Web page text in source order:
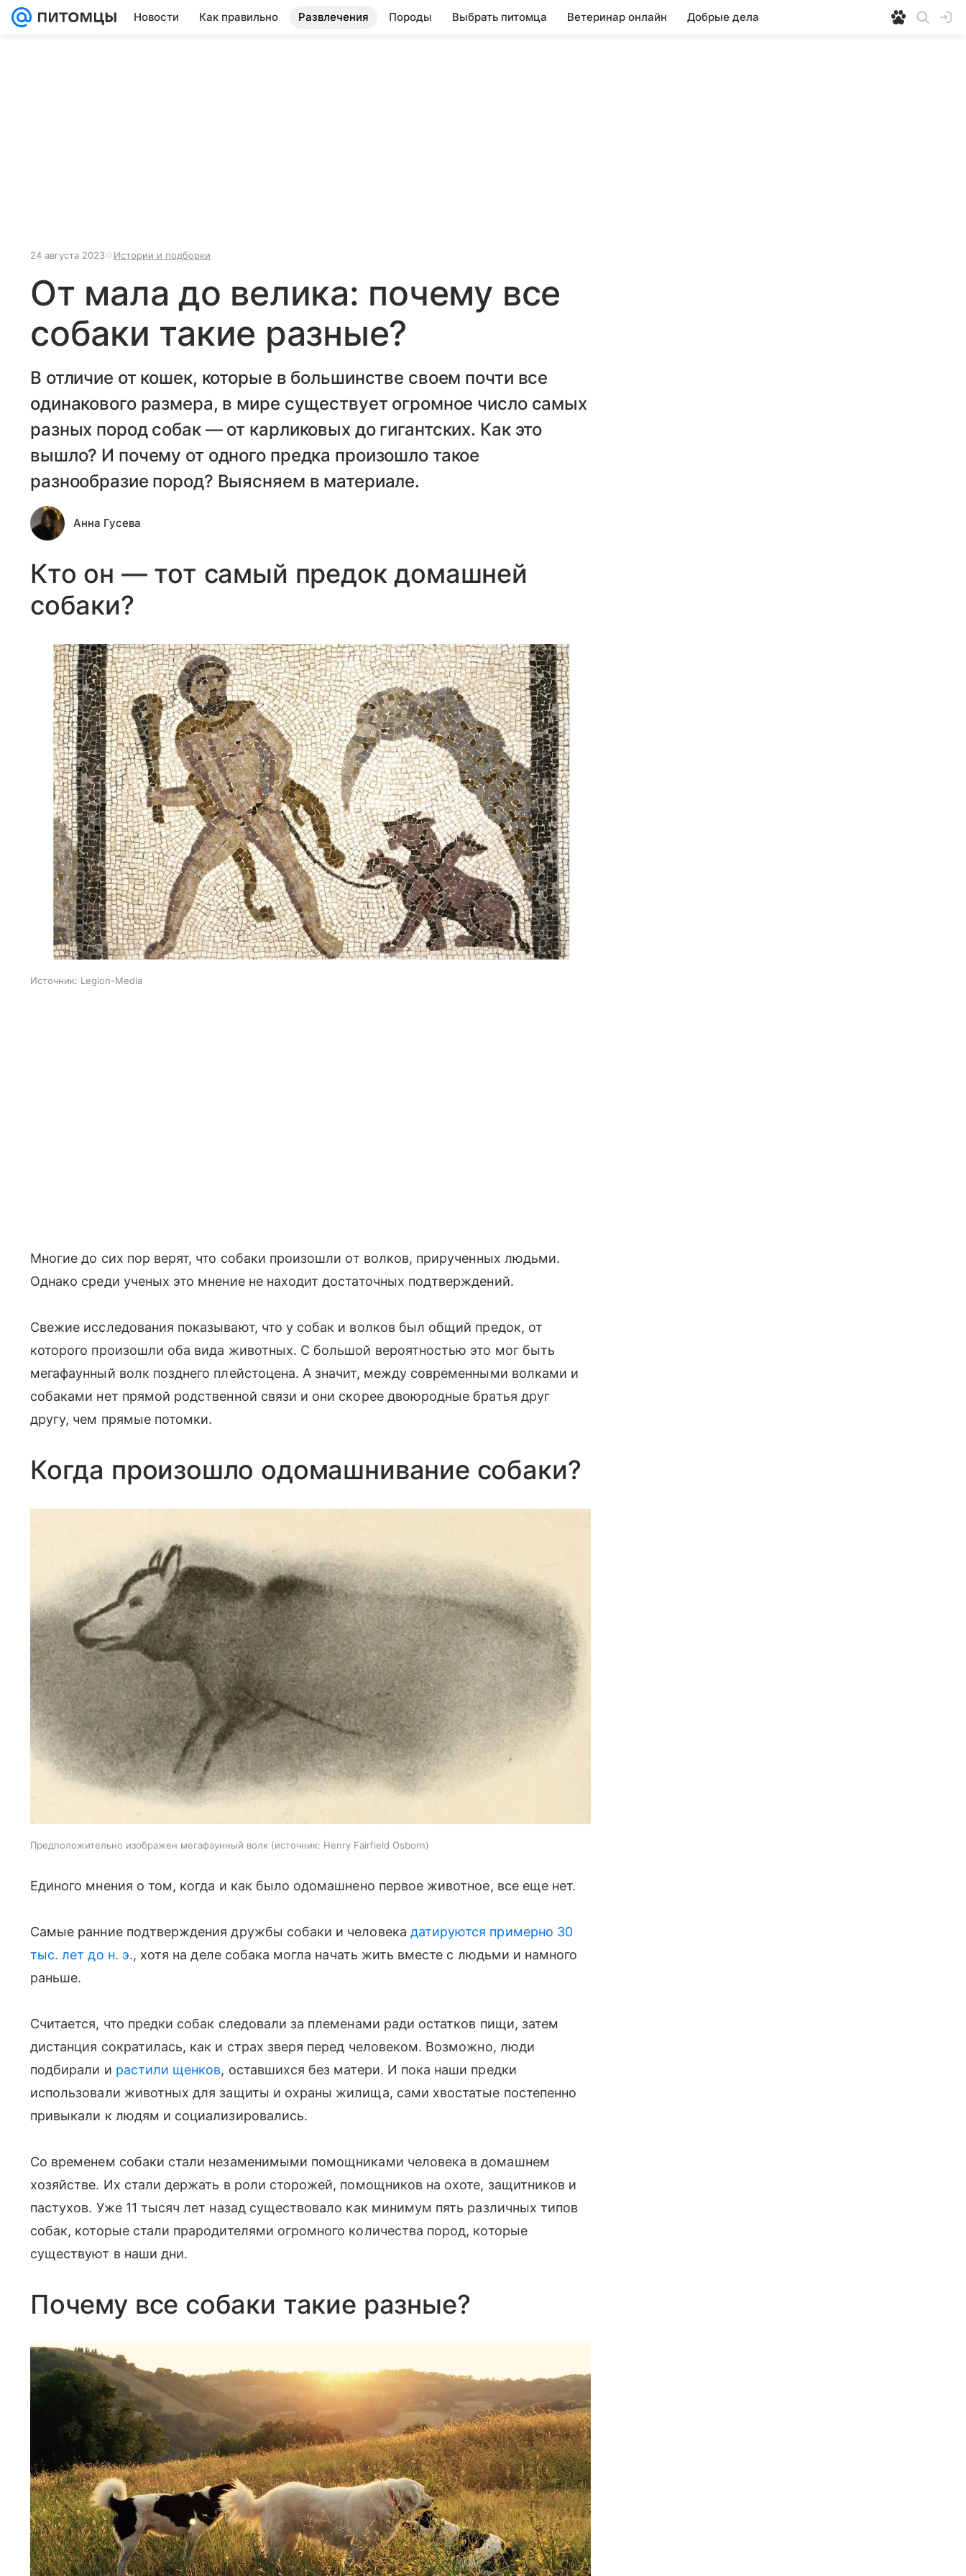
Новости Как правильно Развлечения Породы Выбрать питомца Ветеринар онлайн Добрые дела
24 августа 2023 Истории и подборки
От мала до велика: почему все
собаки такие разные?
В отличие от кошек, которые в большинстве своем почти все
одинакового размера, в мире существует огромное число самых
разных пород собак — от карликовых до гигантских. Как это
вышло? И почему от одного предка произошло такое
разнообразие пород? Выясняем в материале.
Анна Гусева
Кто он — тот самый предок домашней
собаки?
Источник: Legion-Media
Многие до сих пор верят, что собаки произошли от волков, прирученных людьми.
Однако среди ученых это мнение не находит достаточных подтверждений.
Свежие исследования показывают, что у собак и волков был общий предок, от
которого произошли оба вида животных. С большой вероятностью это мог быть
мегафаунный волк позднего плейстоцена. А значит, между современными волками и
собаками нет прямой родственной связи и они скорее двоюродные братья друг
другу, чем прямые потомки.
Когда произошло одомашнивание собаки?
Предположительно изображен мегафаунный волк источник: Henry Fairfield Osborn
Единого мнения о том, когда и как было одомашнено первое животное, все еще нет.
Самые ранние подтверждения дружбы собаки и человека датируются примерно 30
тыс. лет до н. э., хотя на деле собака могла начать жить вместе с людьми и намного
раньше.
Считается, что предки собак следовали за племенами ради остатков пищи, затем
дистанция сократилась, как и страх зверя перед человеком. Возможно, люди
подбирали и растили щенков, оставшихся без матери. И пока наши предки
использовали животных для защиты и охраны жилища, сами хвостатые постепенно
привыкали к людям и социализировались.
Со временем собаки стали незаменимыми помощниками человека в домашнем
хозяйстве. Их стали держать в роли сторожей, помощников на охоте, защитников и
пастухов. Уже 11 тысяч лет назад существовало как минимум пять различных типов
собак, которые стали прародителями огромного количества пород, которые
существуют в наши дни.
Почему все собаки такие разные?